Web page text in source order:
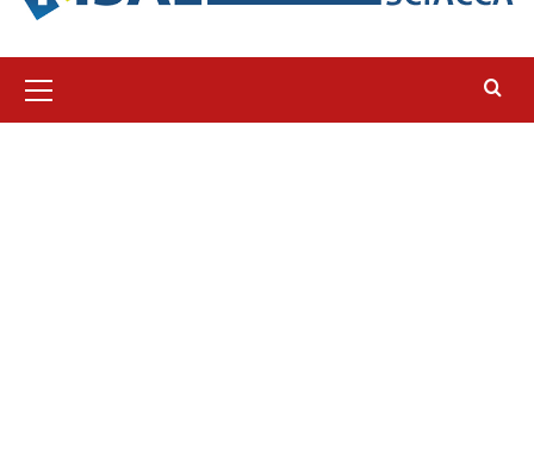
principale